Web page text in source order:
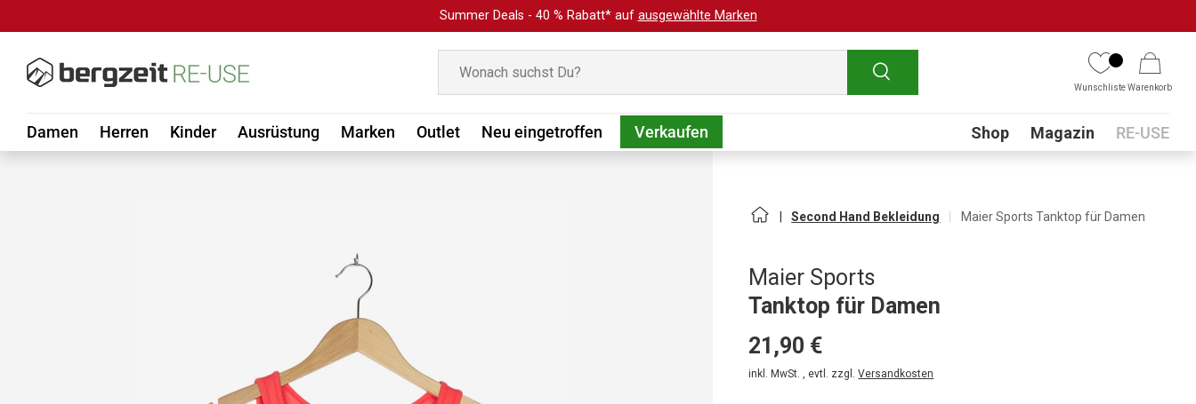
Summer Deals - 40 % Rabatt* auf ausgewählte Marken
Suchen
WunschlisteWarenkorb
Damen Herren Kinder Ausrüstung Marken Outlet Neu eingetroffen Verkaufen Submenu
Shop Magazin RE-USE
Second Hand Bekleidung Maier Sports Tanktop für Damen
Maier Sports
Tanktop für Damen
21,90 €
inkl. MwSt. , evtl. zzgl.Versandkosten